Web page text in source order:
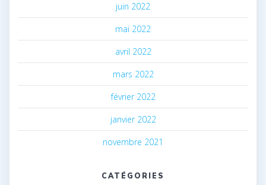
juin 2022
mai 2022
avril 2022
mars 2022
février 2022
janvier 2022
novembre 2021
CATÉGORIES